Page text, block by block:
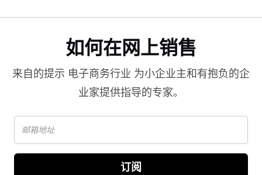
如何在网上销售
来自的提示 电子商务行业 为小企业主和有抱负的企
业家提供指导的专家。
订阅